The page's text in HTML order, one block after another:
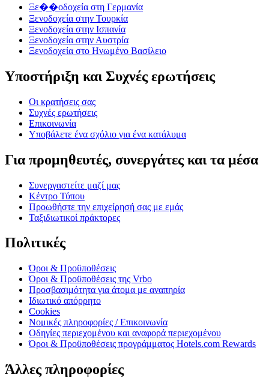
Ξε��οδοχεία στη Γερμανία
Ξενοδοχεία στην Τουρκία
Ξενοδοχεία στην Ισπανία
Ξενοδοχεία στην Αυστρία
Ξενοδοχεία στο Ηνωμένο Βασίλειο
Υποστήριξη και Συχνές ερωτήσεις
Οι κρατήσεις σας
Συχνές ερωτήσεις
Επικοινωνία
Υποβάλετε ένα σχόλιο για ένα κατάλυμα
Για προμηθευτές, συνεργάτες και τα μέσα
Συνεργαστείτε μαζί μας
Κέντρο Τύπου
Προωθήστε την επιχείρησή σας με εμάς
Ταξιδιωτικοί πράκτορες
Πολιτικές
Όροι & Προϋποθέσεις
Όροι & Προϋποθέσεις της Vrbo
Προσβασιμότητα για άτομα με αναπηρία
Ιδιωτικό απόρρητο
Cookies
Νομικές πληροφορίες / Επικοινωνία
Οδηγίες περιεχομένου και αναφορά περιεχομένου
Όροι & Προϋποθέσεις προγράμματος Hotels.com Rewards
Άλλες πληροφορίες